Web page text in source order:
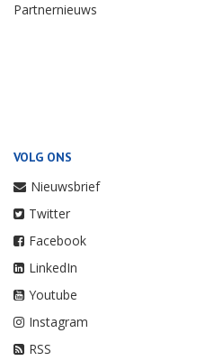
Partnernieuws
VOLG ONS
Nieuwsbrief
Twitter
Facebook
LinkedIn
Youtube
Instagram
RSS